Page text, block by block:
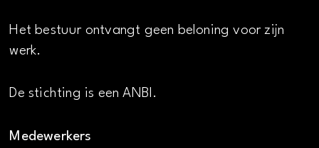
Het bestuur ontvangt geen beloning voor zijn
werk.
De stichting is een ANBI.
Medewerkers